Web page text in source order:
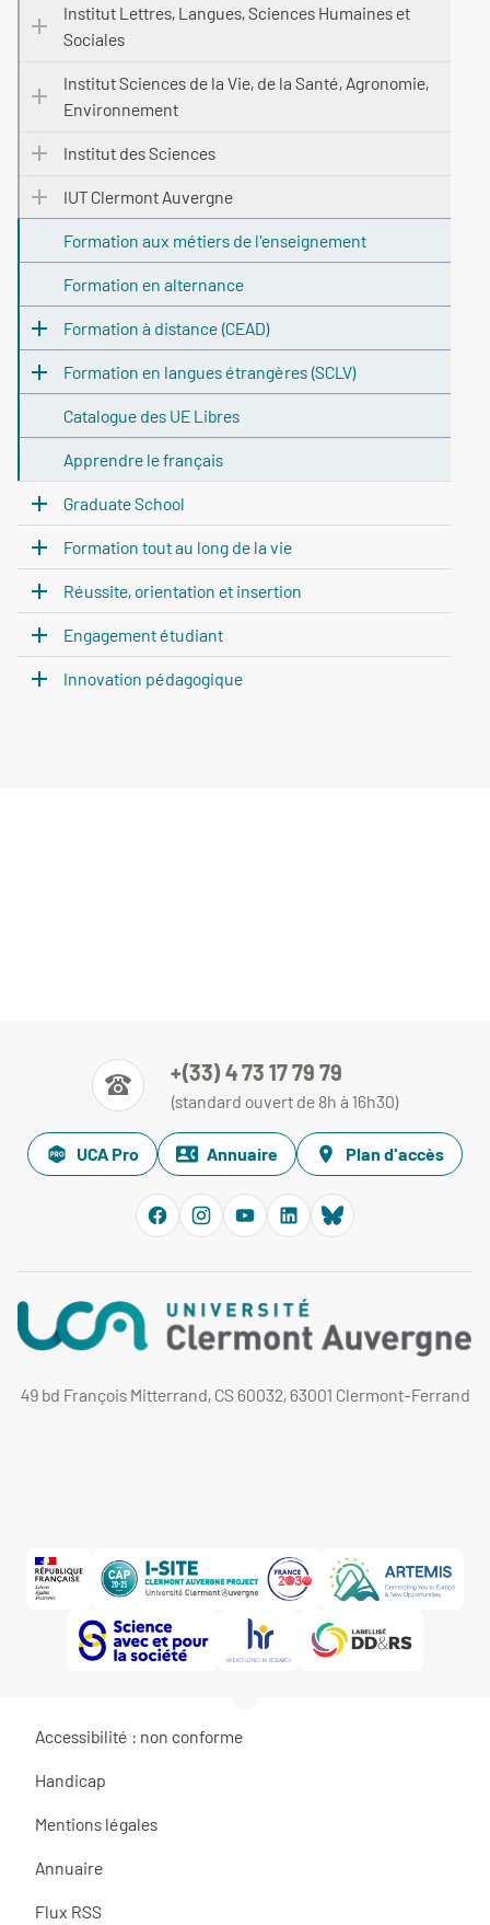
Institut Lettres, Langues, Sciences Humaines et
Sociales
Institut Sciences de la Vie, de la Santé, Agronomie,
Environnement
Institut des Sciences
IUT Clermont Auvergne
Formation aux métiers de l'enseignement
Formation en alternance
Formation à distance (CEAD)
Formation en langues étrangères (SCLV)
Catalogue des UE Libres
Apprendre le français
Graduate School
Formation tout au long de la vie
Réussite, orientation et insertion
Engagement étudiant
Innovation pédagogique
+(33) 4 73 17 79 79
(standard ouvert de 8h à 16h30)
UCA Pro Annuaire Plan d'accès
49 bd François Mitterrand, CS 60032, 63001 Clermont-Ferrand
Accessibilité : non conforme
Handicap
Mentions légales
Annuaire
Flux RSS